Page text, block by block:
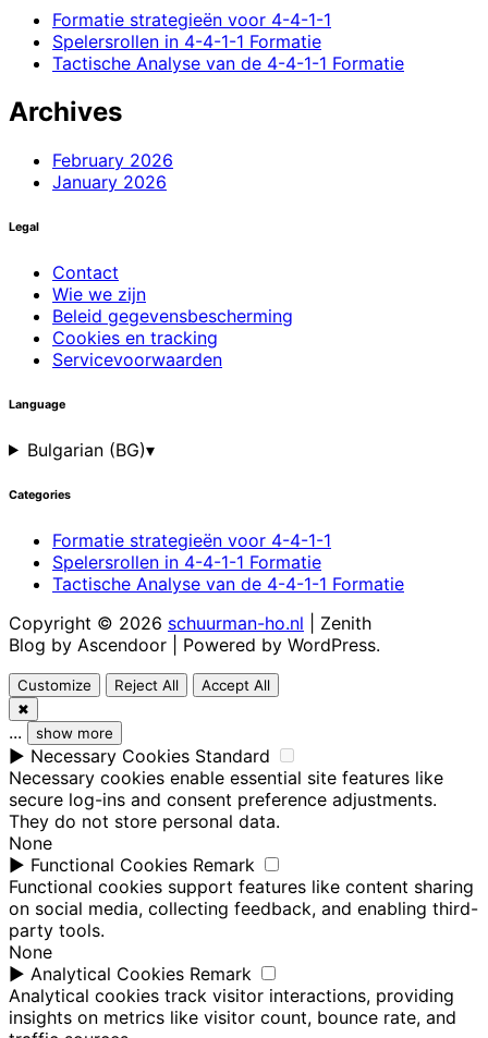
Formatie strategieën voor 4-4-1-1
Spelersrollen in 4-4-1-1 Formatie
Tactische Analyse van de 4-4-1-1 Formatie
Archives
February 2026
January 2026
Legal
Contact
Wie we zijn
Beleid gegevensbescherming
Cookies en tracking
Servicevoorwaarden
Language
Bulgarian (BG)▾
Categories
Formatie strategieën voor 4-4-1-1
Spelersrollen in 4-4-1-1 Formatie
Tactische Analyse van de 4-4-1-1 Formatie
Copyright © 2026 schuurman-ho.nl | Zenith
Blog by Ascendoor | Powered by WordPress.
Customize Reject All
Accept All
✖
... show more
► Necessary Cookies Standard
Necessary cookies enable essential site features like
secure log-ins and consent preference adjustments.
They do not store personal data.
None
► Functional Cookies Remark
Functional cookies support features like content sharing
on social media, collecting feedback, and enabling third-
party tools.
None
► Analytical Cookies Remark
Analytical cookies track visitor interactions, providing
insights on metrics like visitor count, bounce rate, and